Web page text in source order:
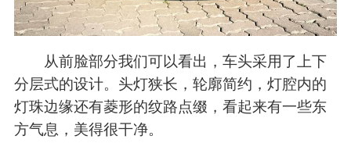
从前脸部分我们可以看出，车头采用了上下
分层式的设计。头灯狭长，轮廓简约，灯腔内的
灯珠边缘还有菱形的纹路点缀，看起来有一些东
方气息，美得很干净。